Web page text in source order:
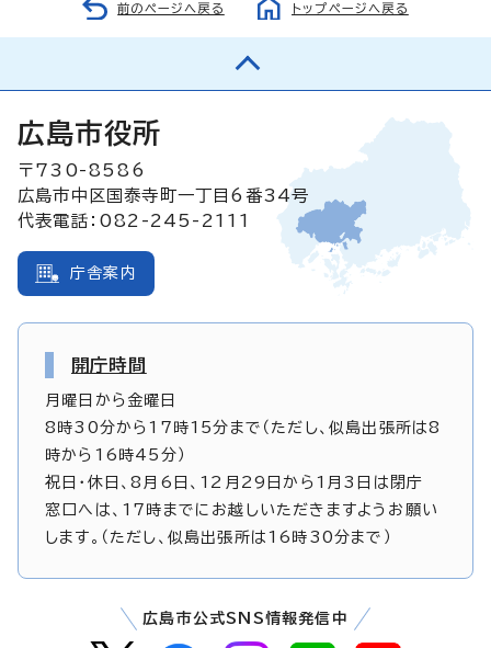
前のページへ戻る トップページへ戻る
広島市役所
〒730-8586
広島市中区国泰寺町一丁目6番34号
代表電話：082-245-2111
庁舎案内
開庁時間
月曜日から金曜日
8時30分から17時15分まで（ただし、似島出張所は8
時から16時45分）
祝日・休日、8月6日、12月29日から1月3日は閉庁
窓口へは、17時までにお越しいただきますようお願い
します。（ただし、似島出張所は16時30分まで）
広島市公式SNS情報発信中